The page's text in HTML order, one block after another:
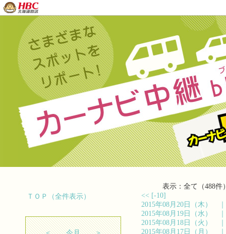
ＴＯＰ（全件表示）
表示：全て（488件
<< [-10]
2015年08月20日（木）
2015年08月19日（水）
2015年08月18日（火）
2015年08月17日（月）